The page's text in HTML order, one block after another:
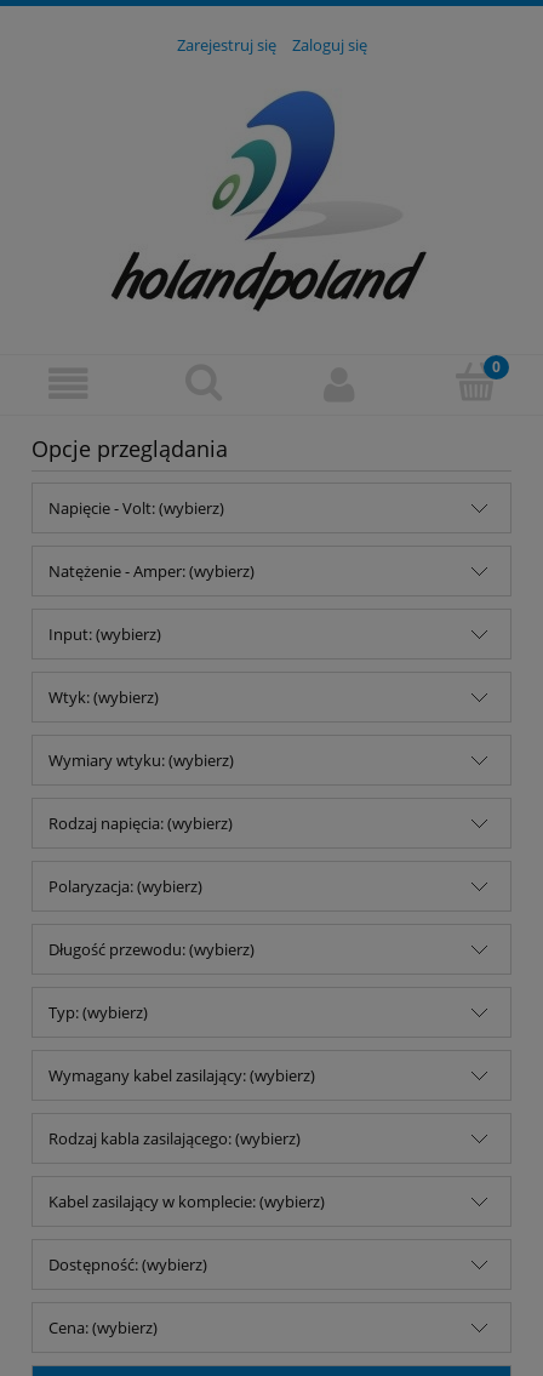
Zarejestruj się Zaloguj się
Opcje przeglądania
Napięcie - Volt: (wybierz)
Natężenie - Amper: (wybierz)
Input: (wybierz)
Wtyk: (wybierz)
Wymiary wtyku: (wybierz)
Rodzaj napięcia: (wybierz)
Polaryzacja: (wybierz)
Długość przewodu: (wybierz)
Typ: (wybierz)
Wymagany kabel zasilający: (wybierz)
Rodzaj kabla zasilającego: (wybierz)
Kabel zasilający w komplecie: (wybierz)
Dostępność: (wybierz)
Cena: (wybierz)